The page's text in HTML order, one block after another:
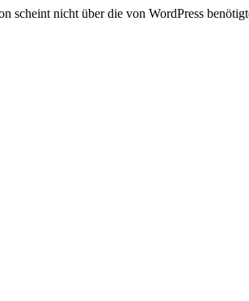
scheint nicht über die von WordPress